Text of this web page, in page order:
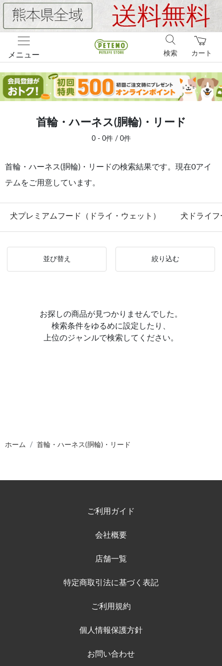
メニュー カート
検索
首輪・ハーネス(胴輪)・リード
0 - 0件 / 0件
首輪・ハーネス(胴輪)・リードの検索結果です。現在0アイ
テムをご用意しています。
犬プレミアムフード（ドライ・ウェット） 犬ドライフ
並び替え 絞り込む
お探しの商品が見つかりませんでした。
検索条件をゆるめに設定したり、
上位のジャンルで検索してください。
ホーム 首輪・ハーネス(胴輪)・リード
ご利用ガイド
会社概要
店舗一覧
特定商取引法に基づく表記
ご利用規約
個人情報保護方針
お問い合わせ